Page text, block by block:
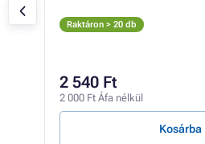
Raktáron > 20 db
2 540 Ft
2 000 Ft Áfa nélkül
Kosárba